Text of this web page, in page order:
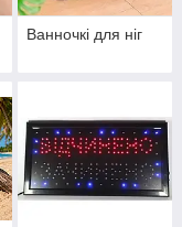
Ванночкі для ніг